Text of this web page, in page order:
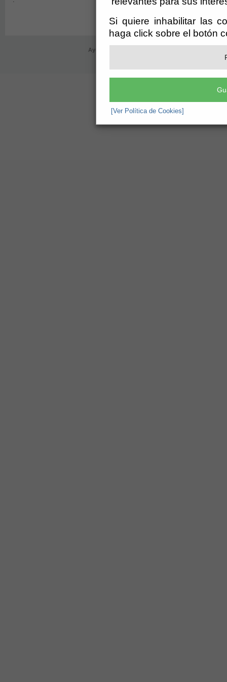
Si quiere inhabilitar las
haga click sobre el botón
[Ver Política de Cookies]
Ayuntamiento de Bayarque (CIF: P-0402100-B)